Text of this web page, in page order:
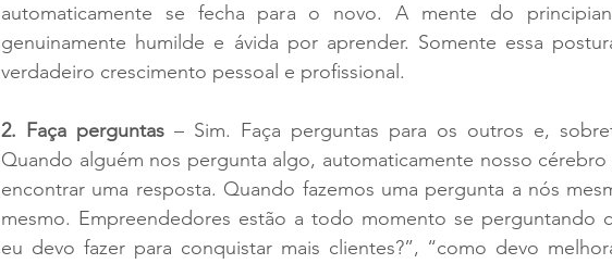
automaticamente se fecha para o novo. A mente do
genuinamente humilde e ávida por aprender. Somente essa
verdadeiro crescimento pessoal e profissional.
2. Faça perguntas – Sim. Faça perguntas para os outros e,
Quando alguém nos pergunta algo, automaticamente nosso
encontrar uma resposta. Quando fazemos uma pergunta a nós
mesmo. Empreendedores estão a todo momento se perguntando
eu devo fazer para conquistar mais clientes?”, “como devo